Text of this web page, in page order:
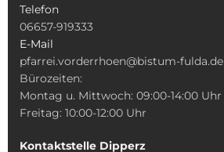
Telefon
06657-919333
E-Mail
pfarrei.vorderrhoen@bistum-fulda.de
Bürozeiten:
Montag u. Mittwoch: 09:00-14:00 Uhr
Freitag: 10:00-12:00 Uhr
Kontaktstelle Dipperz